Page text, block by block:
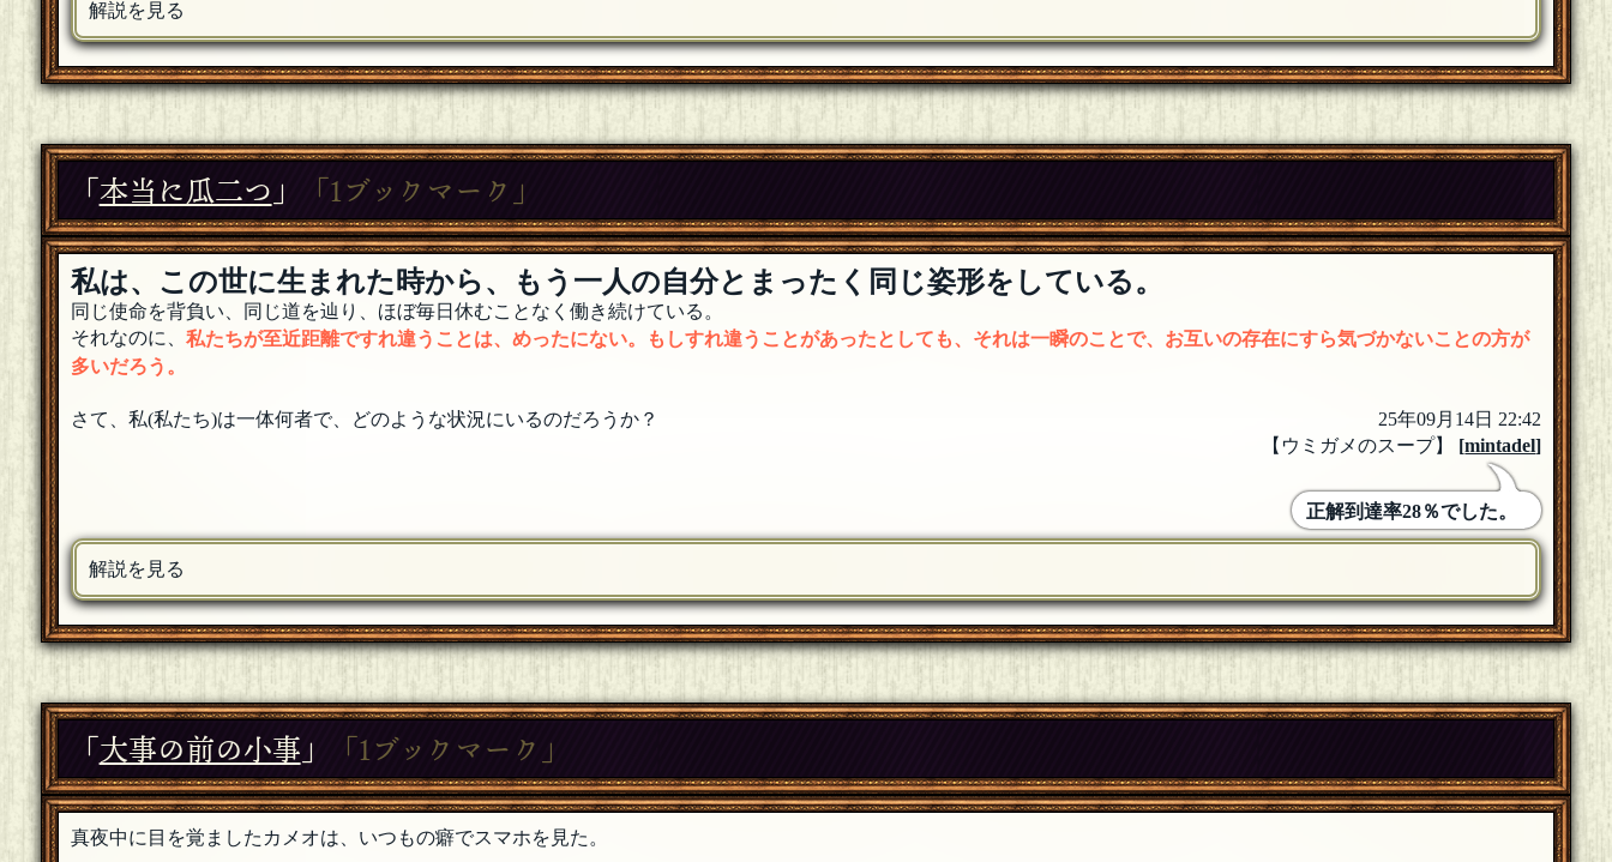
解説を見る
「本当に瓜二つ 」 「1ブックマーク」
私は、この世に生まれた時から、もう一人の自分とまったく同じ姿形をしている。
同じ使命を背負い、同じ道を辿り、ほぼ毎日休むことなく働き続けている。
それなのに、 私たちが至近距離ですれ違うことは、めったにない。もしすれ違うことがあったとしても、それは一瞬のことで、お互いの存在にすら気づかないことの方が
多いだろう。
さて、私(私たち)は一体何者で、どのような状況にいるのだろうか？
25年09月14日 22:42
【ウミガメのスープ】 [mintadel]
正解到達率28％でした。
解説を見る
「大事の前の小事 」 「1ブックマーク」
真夜中に目を覚ましたカメオは、いつもの癖でスマホを見た。